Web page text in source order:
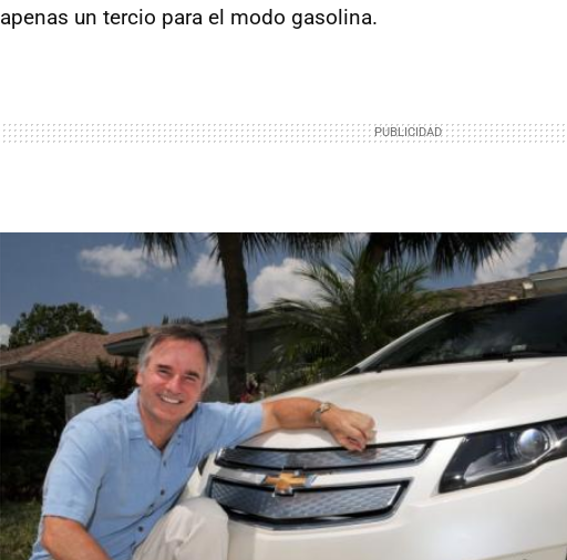
apenas un tercio para el modo gasolina.